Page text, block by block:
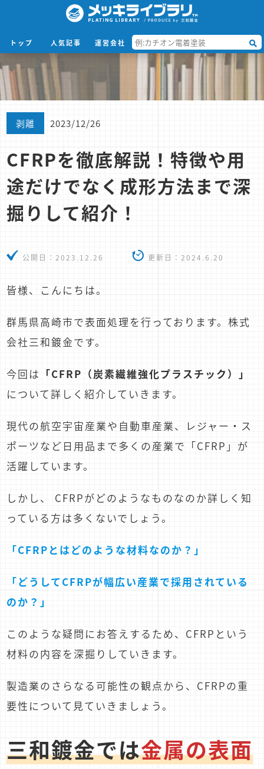
トップ 人気記事 運営会社
剥離 2023/12/26
CFRPを徹底解説！特徴や用
途だけでなく成形方法まで深
掘りして紹介！
公開日：2023.12.26 更新日： 2024.6.20
皆様、こんにちは。
群馬県高崎市で表面処理を行っております。株式
会社三和鍍金です。
今回は 「CFRP（炭素繊維強化プラスチック）」
について詳しく紹介していきます。
現代の航空宇宙産業や自動車産業、レジャー・ス
ポーツなど日用品まで多くの産業で「CFRP」が
活躍しています。
しかし、 CFRPがどのようなものなのか詳しく知
っている方は多くないでしょう。
「CFRPとはどのような材料なのか？」
「どうしてCFRPが幅広い産業で採用されている
のか？」
このような疑問にお答えするため、CFRPという
材料の内容を深掘りしていきます。
製造業のさらなる可能性の観点から、CFRPの重
要性について見ていきましょう。
三和鍍金では金属の表面